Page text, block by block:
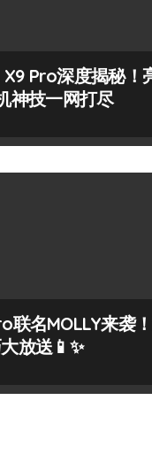
X9 Pro深度揭秘！
神技一网打尽
联名MOLLY来袭
放送📱✨